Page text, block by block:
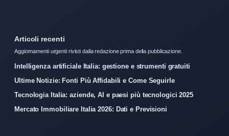
Articoli recenti
Aggiornamenti urgenti rivisti dalla redazione prima della pubblicazione.
Intelligenza artificiale Italia: gestione e strumenti gratuiti
Ultime Notizie: Fonti Più Affidabili e Come Seguirle
Tecnologia Italia: aziende, AI e paesi più tecnologici 2025
Mercato Immobiliare Italia 2026: Dati e Previsioni